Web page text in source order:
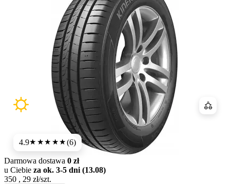
4.9★★★★★(6)
Darmowa dostawa 0 zł
u Ciebie za ok. 3-5 dni (13.08)
350 , 29 zł/szt.